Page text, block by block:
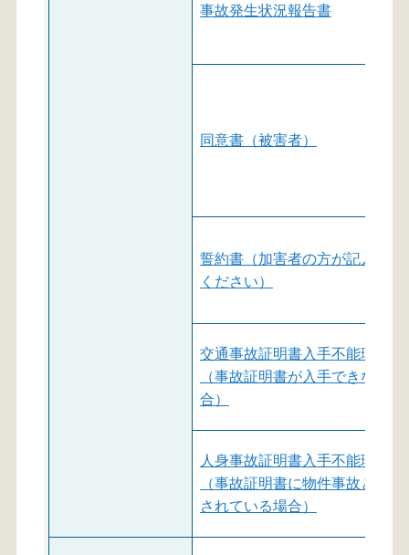
事故発生状況報告書
同意書（被害者）
誓約書（加害者の方が記入して
ください）
交通事故証明書入手不能理由書
（事故証明書が入手できない場
合）
人身事故証明書入手不能理由書
（事故証明書に物件事故と記載
されている場合）